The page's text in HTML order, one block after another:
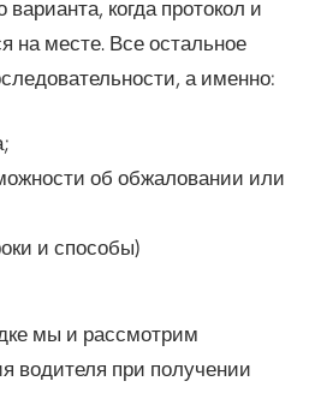
варианта, когда протокол и
месте. Все остальное
а именно:
об обжаловании или
и способы)
мы и рассмотрим
водителя при получении